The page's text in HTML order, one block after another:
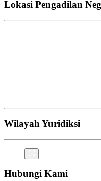
Lokasi Pengadilan
Wilayah Yuridiksi
Hubungi Kami